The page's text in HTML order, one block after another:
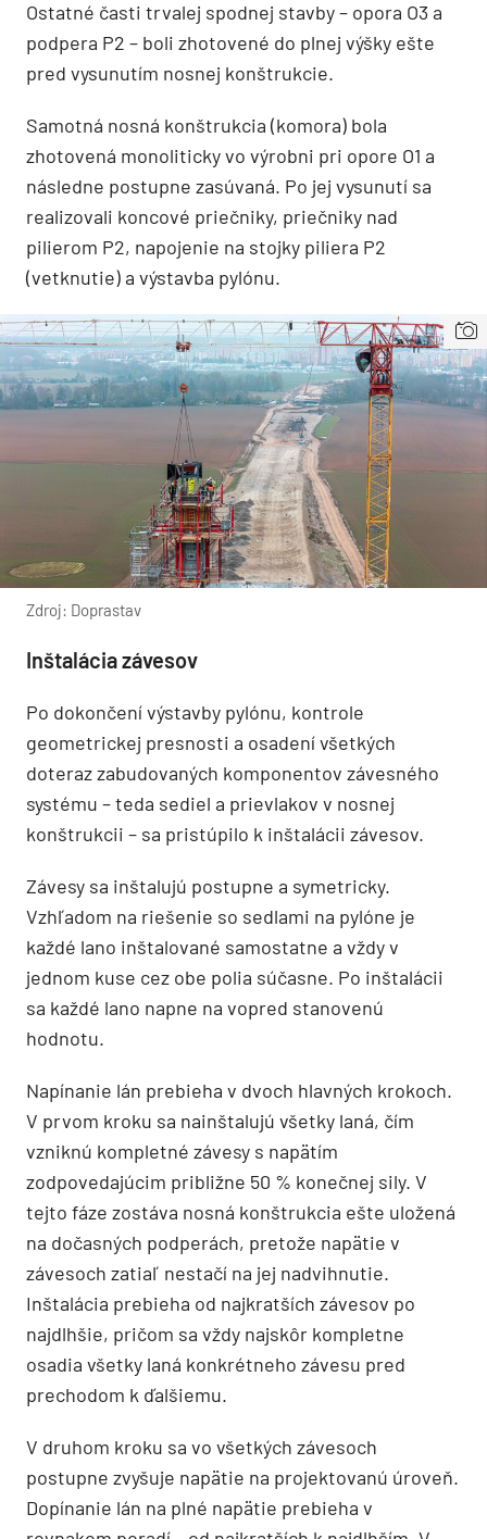
Ostatné časti trvalej spodnej stavby – opora O3 a
podpera P2 – boli zhotovené do plnej výšky ešte
pred vysunutím nosnej konštrukcie.
Samotná nosná konštrukcia (komora) bola
zhotovená monoliticky vo výrobni pri opore O1 a
následne postupne zasúvaná. Po jej vysunutí sa
realizovali koncové priečniky, priečniky nad
pilierom P2, napojenie na stojky piliera P2
(vetknutie) a výstavba pylónu.
Zdroj: Doprastav
Inštalácia závesov
Po dokončení výstavby pylónu, kontrole
geometrickej presnosti a osadení všetkých
doteraz zabudovaných komponentov závesného
systému – teda sediel a prievlakov v nosnej
konštrukcii – sa pristúpilo k inštalácii závesov.
Závesy sa inštalujú postupne a symetricky.
Vzhľadom na riešenie so sedlami na pylóne je
každé lano inštalované samostatne a vždy v
jednom kuse cez obe polia súčasne. Po inštalácii
sa každé lano napne na vopred stanovenú
hodnotu.
Napínanie lán prebieha v dvoch hlavných krokoch.
V prvom kroku sa nainštalujú všetky laná, čím
vzniknú kompletné závesy s napätím
zodpovedajúcim približne 50 % konečnej sily. V
tejto fáze zostáva nosná konštrukcia ešte uložená
na dočasných podperách, pretože napätie v
závesoch zatiaľ nestačí na jej nadvihnutie.
Inštalácia prebieha od najkratších závesov po
najdlhšie, pričom sa vždy najskôr kompletne
osadia všetky laná konkrétneho závesu pred
prechodom k ďalšiemu.
V druhom kroku sa vo všetkých závesoch
postupne zvyšuje napätie na projektovanú úroveň.
Dopínanie lán na plné napätie prebieha v